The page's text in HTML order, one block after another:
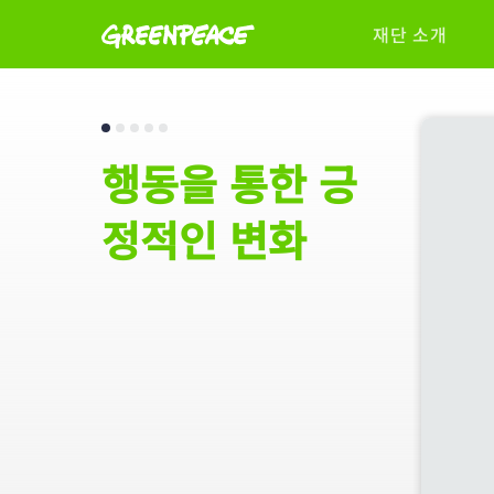
재단 소개
행동을 통한 긍
정적인 변화